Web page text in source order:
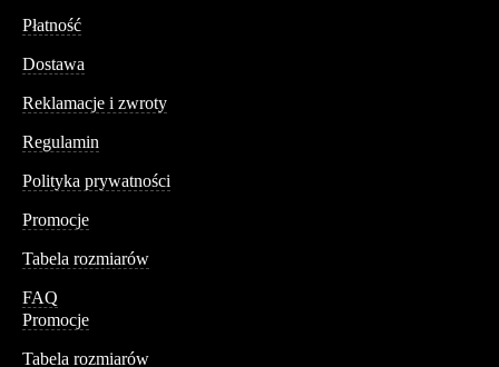
Płatność
Dostawa
Reklamacje i zwroty
Regulamin
Polityka prywatności
Promocje
Tabela rozmiarów
FAQ
Promocje
Tabela rozmiarów